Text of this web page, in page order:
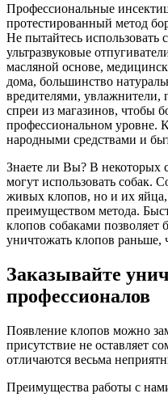
Профессиональные
протестированный метод
Не пытайтесь использовать
ультразвуковые
масляной основе,
дома, большинство
вредителями, увлажнители,
спреи из магазинов, чтобы
профессиональном уровне.
народными средствами и
Знаете ли Вы? В некоторых
могут использовать собак.
живых клопов, но и их яйца,
преимуществом метода.
клопов собаками позволяет
уничтожать клопов раньше,
Заказывайте
профессионалов
Появление клопов можно
присутствие не оставляет
отличаются весьма
Преимущества работы с